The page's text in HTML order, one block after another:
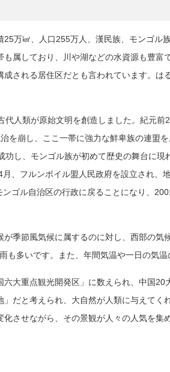
万㎢、人口255万人、漢民族、モンゴ
属しており、川や湖などの水資源も豊
される居住区だとも言われています。
人類が原始文明を創造しました。紀元
を崩し、ここ一帯に強力な鮮卑族の連盟
し、モンゴル族が初めて歴史の舞台に
、フルンボイル盟人民政府を設立され、
ゴル自治区の行政に戻ることになり、
季節風気候に属するのに対し、西部の
多いです。また、年間気温や一日の気温
大重点観光開発区」に数えられ、中国20
」だと考えられ、大自然が人類に与えてく
化させながら、その景観が人々の人気を